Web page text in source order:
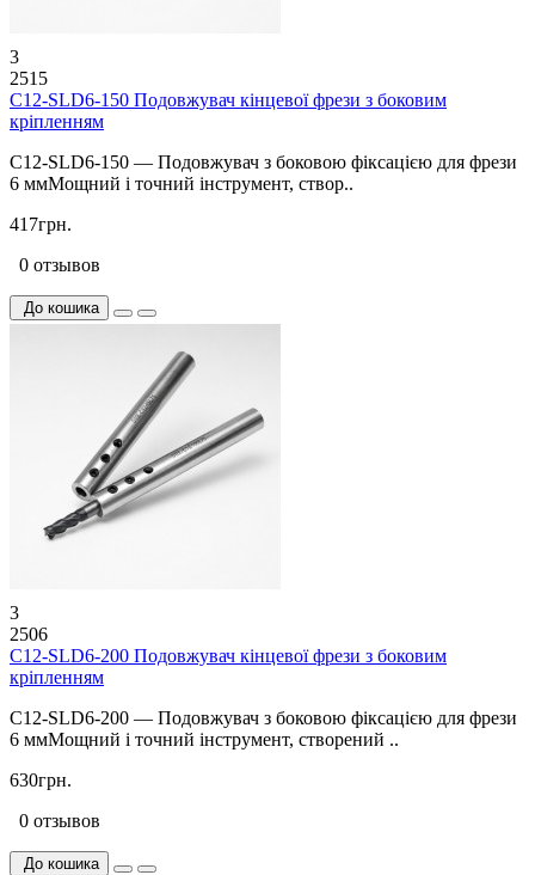
3
2515
C12-SLD6-150 Подовжувач кінцевої фрези з боковим
кріпленням
C12-SLD6-150 — Подовжувач з боковою фіксацією для фрези
6 ммМощний і точний інструмент, створ..
417грн.
0 отзывов
До кошика
3
2506
C12-SLD6-200 Подовжувач кінцевої фрези з боковим
кріпленням
C12-SLD6-200 — Подовжувач з боковою фіксацією для фрези
6 ммМощний і точний інструмент, створений ..
630грн.
0 отзывов
До кошика